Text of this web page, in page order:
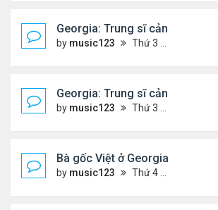
Georgia: Trung sĩ cảnh sát
by music123 Thứ 3 Tháng 1 20, 2026 2:48 pm
Georgia: Trung sĩ cảnh sát
by music123 Thứ 3 Tháng 1 20, 2026 2:47 pm
Bà gốc Việt ở Georgia bị bắt
by music123 Thứ 4 Tháng 12 24, 2025 6:52 pm